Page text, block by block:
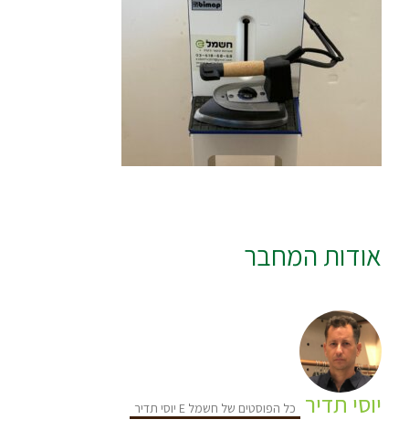
אודות המחבר
יוסי תדיר כל הפוסטים של חשמל E יוסי תדיר